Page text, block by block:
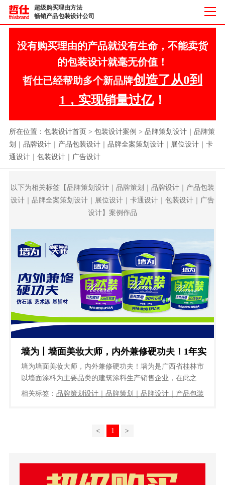
超级购买理由方法
畅销产品包装设计公司
没有购买理由的产品就没有生命，不能卖货
的包装设计就毫无价值！
哲仕已经帮助多个新品牌创造了从0到
1，实现销量过亿！
所在位置： 包装设计首页 > 包装设计案例 > 品牌策划设计｜品牌策
划｜品牌设计｜产品包装设计｜品牌全案策划设计｜展位设计｜卡
通设计｜包装设计｜广告设计
以下为相关标签【品牌策划设计｜品牌策划｜品牌设计｜产品包装
设计｜品牌全案策划设计｜展位设计｜卡通设计｜包装设计｜广告
设计】案例作品
墙为丨墙面美妆大师，内外兼修硬功夫！1年实
现指数级增长！
墙为墙面美妆大师，内外兼修硬功夫！墙为是广西省桂林市
以墙面涂料为主要品类的建筑涂料生产销售企业，在此之
前，主要销售市场在湖南、广西、福建等地区。202...
相关标签： 品牌策划设计｜品牌策划｜品牌设计｜产品包装
< 1 >